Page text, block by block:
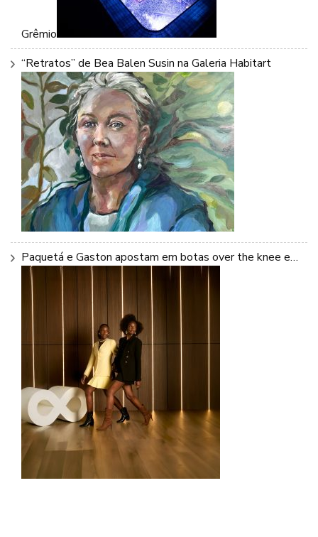
Grêmio
“Retratos” de Bea Balen Susin na Galeria Habitart
Paquetá e Gaston apostam em botas over the knee e…